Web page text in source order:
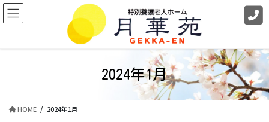
コ
ン
ナ
ビ
2024年1月
HOME 2024年1月